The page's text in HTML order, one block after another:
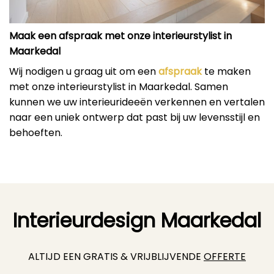
Maak een afspraak met onze interieurstylist in
Maarkedal
Wij nodigen u graag uit om eenafspraakte maken
met onze interieurstylist in Maarkedal. Samen
kunnen we uw interieurideeën verkennen en vertalen
naar een uniek ontwerp dat past bij uw levensstijl en
behoeften.
Interieurdesign Maarkedal
ALTIJD EEN GRATIS & VRIJBLIJVENDE OFFERTE